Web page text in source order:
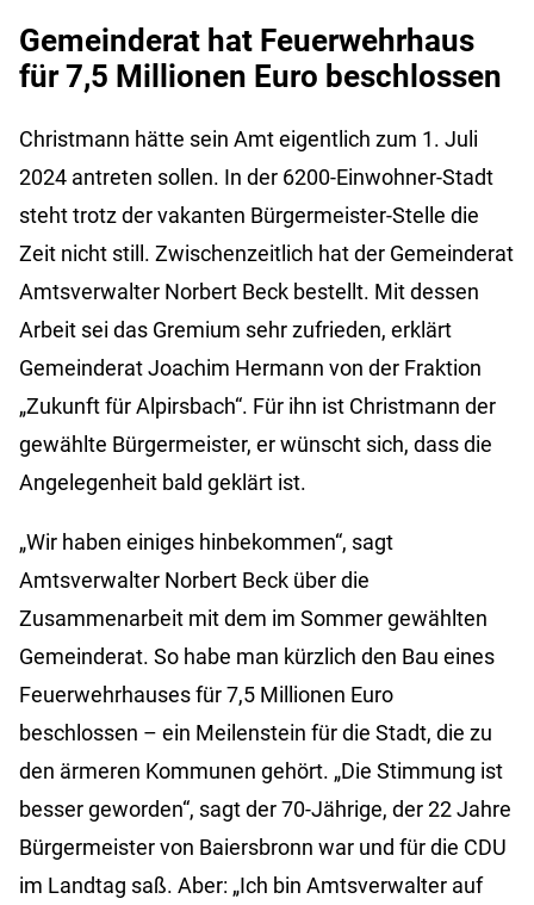
Gemeinderat hat Feuerwehrhaus
für 7,5 Millionen Euro beschlossen
Christmann hätte sein Amt eigentlich zum 1. Juli
2024 antreten sollen. In der 6200-Einwohner-Stadt
steht trotz der vakanten Bürgermeister-Stelle die
Zeit nicht still. Zwischenzeitlich hat der Gemeinderat
Amtsverwalter Norbert Beck bestellt. Mit dessen
Arbeit sei das Gremium sehr zufrieden, erklärt
Gemeinderat Joachim Hermann von der Fraktion
„Zukunft für Alpirsbach“. Für ihn ist Christmann der
gewählte Bürgermeister, er wünscht sich, dass die
Angelegenheit bald geklärt ist.
„Wir haben einiges hinbekommen“, sagt
Amtsverwalter Norbert Beck über die
Zusammenarbeit mit dem im Sommer gewählten
Gemeinderat. So habe man kürzlich den Bau eines
Feuerwehrhauses für 7,5 Millionen Euro
beschlossen – ein Meilenstein für die Stadt, die zu
den ärmeren Kommunen gehört. „Die Stimmung ist
besser geworden“, sagt der 70-Jährige, der 22 Jahre
Bürgermeister von Baiersbronn war und für die CDU
im Landtag saß. Aber: „Ich bin Amtsverwalter auf